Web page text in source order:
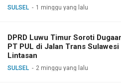
SULSEL 1 minggu yang lalu
DPRD Luwu Timur Soroti
PT PUL di Jalan Trans Sulawesi
Lintasan
SULSEL 2 minggu yang lalu